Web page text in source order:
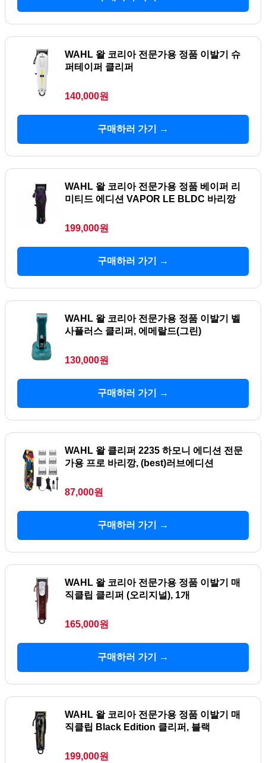
WAHL 왈 코리아 전문가용 정품 이발기 슈
퍼테이퍼 클리퍼
140,000원
구매하러 가기 →
WAHL 왈 코리아 전문가용 정품 베이퍼 리
미티드 에디션 VAPOR LE BLDC 바리깡
199,000원
구매하러 가기 →
WAHL 왈 코리아 전문가용 정품 이발기 벨
사플러스 클리퍼, 에메랄드(그린)
130,000원
구매하러 가기 →
WAHL 왈 클리퍼 2235 하모니 에디션 전문
가용 프로 바리깡, (best)러브에디션
87,000원
구매하러 가기 →
WAHL 왈 코리아 전문가용 정품 이발기 매
직클립 클리퍼 (오리지널), 1개
165,000원
구매하러 가기 →
WAHL 왈 코리아 전문가용 정품 이발기 매
직클립 Black Edition 클리퍼, 블랙
199,000원